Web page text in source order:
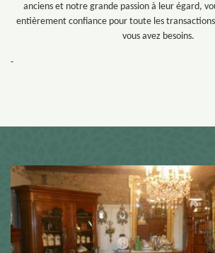
anciens et notre grande passion à leur égard,
entièrement confiance pour toute les
vous avez besoins.
-